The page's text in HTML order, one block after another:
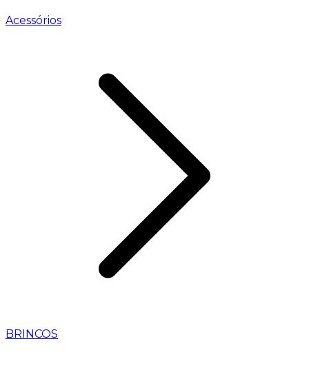
Acessórios
BRINCOS